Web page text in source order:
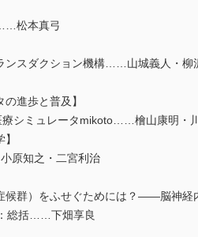
……松本真弓
ンスダクション機構……山城義人・
進歩と普及】
療シミュレータmikoto……檜山康明・
原知之・二宮利治
候群）をふせぐためには？――脳神経
：総括……下畑享良